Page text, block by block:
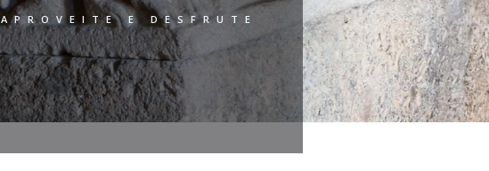
APROVEITE E DESFRUTE